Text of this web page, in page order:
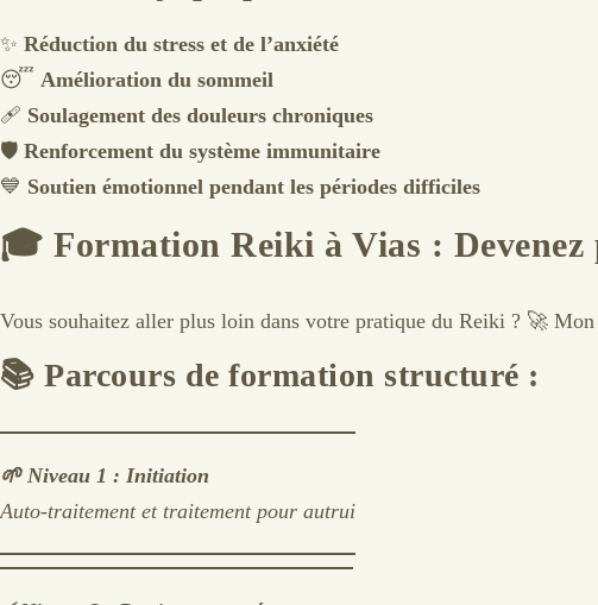
✨ Réduction du stress et de l’anxiété
😴 Amélioration du sommeil
🩹 Soulagement des douleurs chroniques
🛡️ Renforcement du système immunitaire
💙 Soutien émotionnel pendant les périodes difficiles
🎓 Formation Reiki à Vias : Devenez
Vous souhaitez aller plus loin dans votre pratique du Reiki ? 🚀
📚 Parcours de formation structuré :
🌱 Niveau 1 : Initiation
Auto-traitement et traitement pour autrui